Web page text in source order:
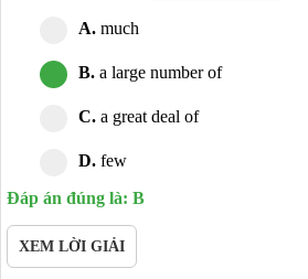
A. much
B. a large number of
C. a great deal of
D. few
Đáp án đúng là: B
XEM LỜI GIẢI